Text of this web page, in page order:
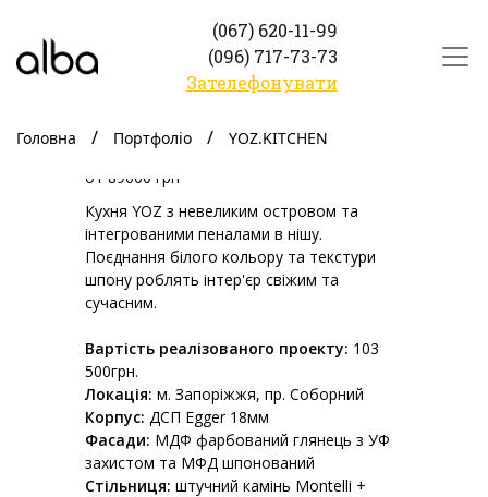
(067) 620-11-99
(096) 717-73-73
Зателефонувати
Головна Портфоліо YOZ.KITCHEN
YOZ.KITCHEN
от 89000 грн
Кухня YOZ з невеликим островом та
інтегрованими пеналами в нішу.
Поєднання білого кольору та текстури
шпону роблять інтер'єр свіжим та
сучасним.
Вартість реалізованого проекту: 103
500грн.
Локація: м. Запоріжжя, пр. Соборний
Корпус: ДСП Egger 18мм
Фасади: МДФ фарбований глянець з УФ
захистом та МФД шпонований
Стільниця: штучний камінь Montelli +